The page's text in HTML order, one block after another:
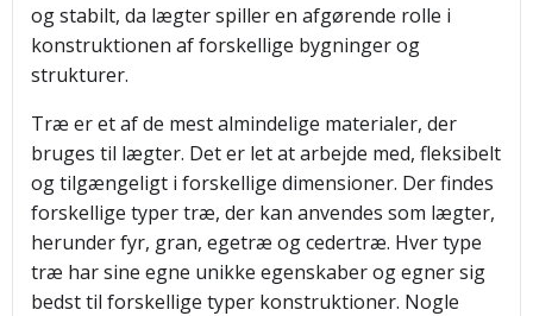
og stabilt, da lægter spiller en afgørende rolle i
konstruktionen af forskellige bygninger og
strukturer.
Træ er et af de mest almindelige materialer, der
bruges til lægter. Det er let at arbejde med, fleksibelt
og tilgængeligt i forskellige dimensioner. Der findes
forskellige typer træ, der kan anvendes som lægter,
herunder fyr, gran, egetræ og cedertræ. Hver type
træ har sine egne unikke egenskaber og egner sig
bedst til forskellige typer konstruktioner. Nogle